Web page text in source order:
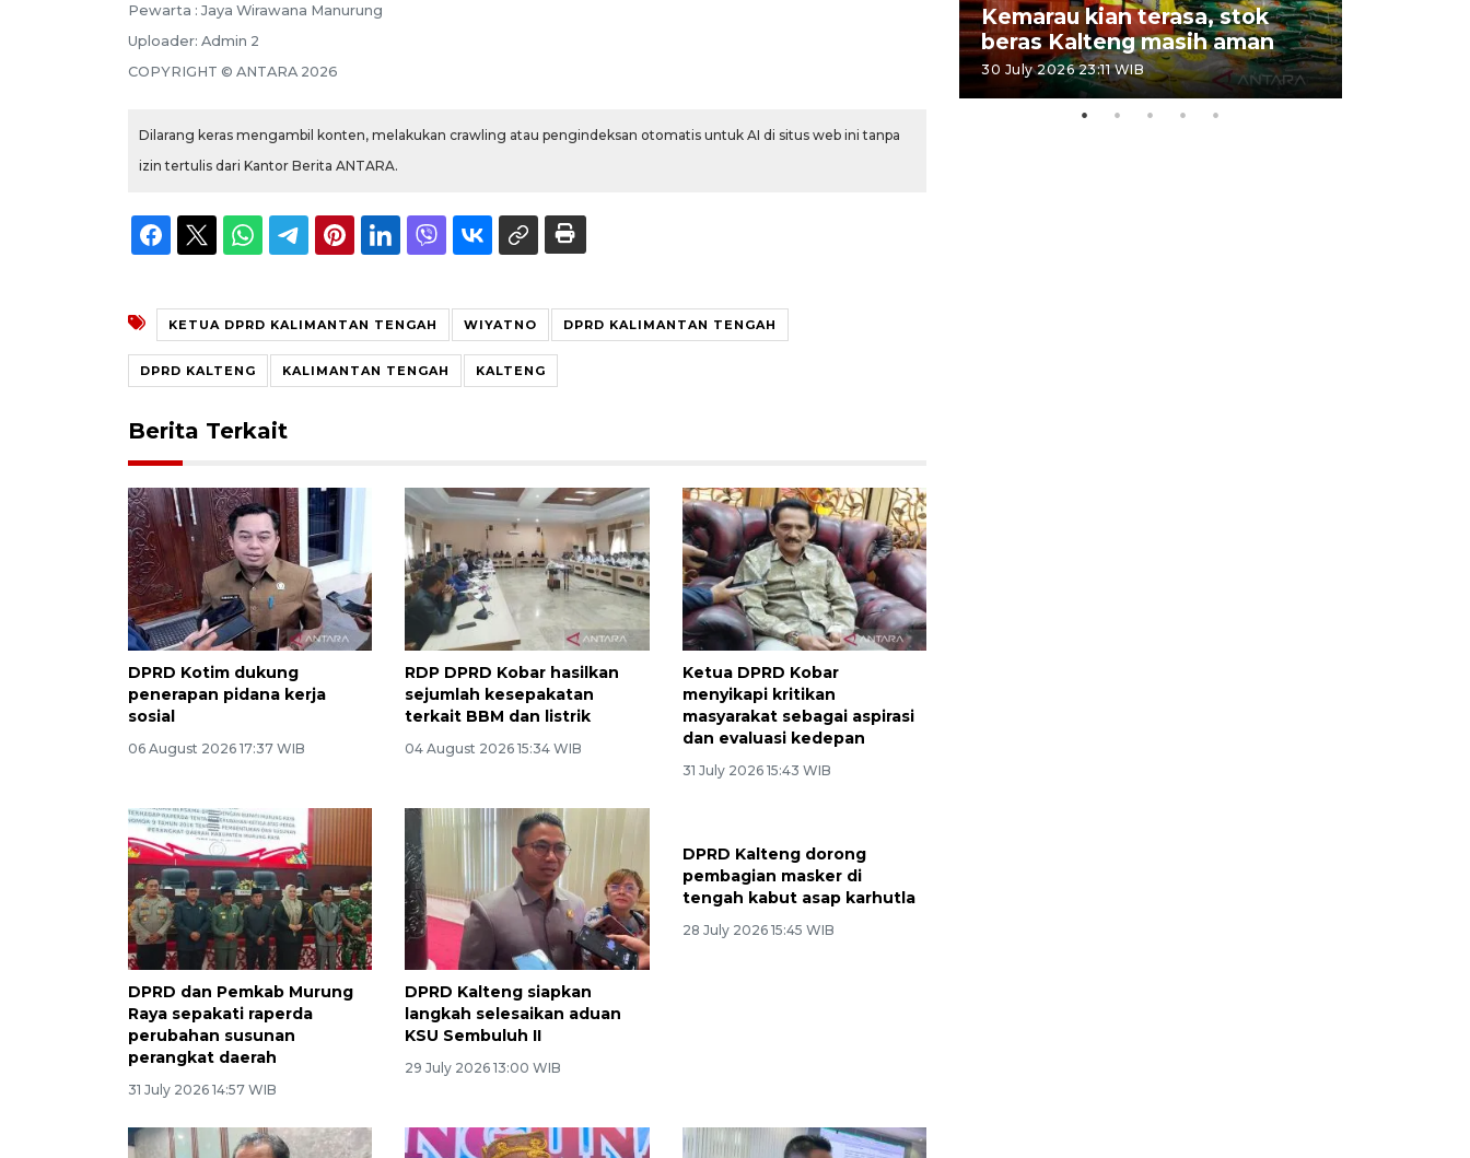
Pewarta : Jaya Wirawana Manurung
Uploader: Admin 2
COPYRIGHT © ANTARA 2026
Dilarang keras mengambil konten, melakukan crawling atau pengindeksan otomatis untuk AI di situs web ini tanpa
izin tertulis dari Kantor Berita ANTARA.
KETUA DPRD KALIMANTAN TENGAH WIYATNO DPRD KALIMANTAN TENGAH
DPRD KALTENG KALIMANTAN TENGAH KALTENG
Berita Terkait
DPRD Kotim dukung
penerapan pidana kerja
sosial
06 August 2026 17:37 WIB
RDP DPRD Kobar hasilkan
sejumlah kesepakatan
terkait BBM dan listrik
04 August 2026 15:34 WIB
Ketua DPRD Kobar
menyikapi kritikan
masyarakat sebagai aspirasi
dan evaluasi kedepan
31 July 2026 15:43 WIB
DPRD dan Pemkab Murung
Raya sepakati raperda
perubahan susunan
perangkat daerah
31 July 2026 14:57 WIB
DPRD Kalteng siapkan
langkah selesaikan aduan
KSU Sembuluh II
29 July 2026 13:00 WIB
Kemarau kian terasa, stok
beras Kalteng masih aman
30 July 2026 23:11 WIB